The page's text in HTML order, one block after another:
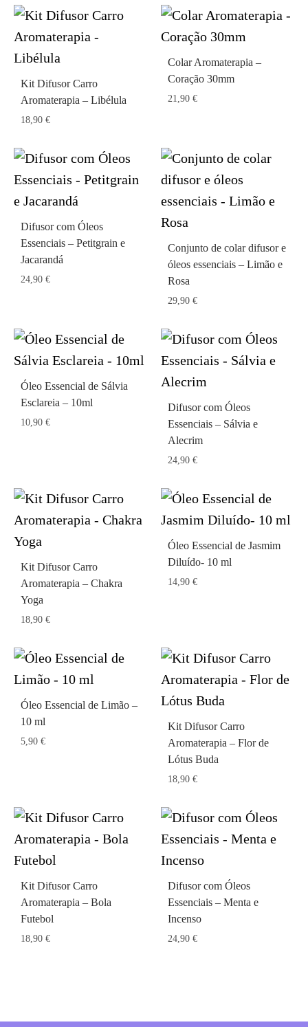
Kit Difusor Carro
Aromaterapia – Libélula
18,90 €
Colar Aromaterapia –
Coração 30mm
21,90 €
Difusor com Óleos
Essenciais – Petitgrain e
Jacarandá
24,90 €
Conjunto de colar difusor e
óleos essenciais – Limão e
Rosa
29,90 €
Óleo Essencial de Sálvia
Esclareia – 10ml
10,90 €
Difusor com Óleos
Essenciais – Sálvia e
Alecrim
24,90 €
Kit Difusor Carro
Aromaterapia – Chakra
Yoga
18,90 €
Óleo Essencial de Jasmim
Diluído- 10 ml
14,90 €
Óleo Essencial de Limão –
10 ml
5,90 €
Kit Difusor Carro
Aromaterapia – Flor de
Lótus Buda
18,90 €
Kit Difusor Carro
Aromaterapia – Bola
Futebol
18,90 €
Difusor com Óleos
Essenciais – Menta e
Incenso
24,90 €